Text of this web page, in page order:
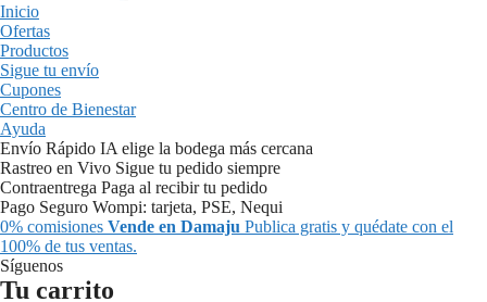
Inicio
Ofertas
Productos
Sigue tu envío
Cupones
Centro de Bienestar
Ayuda
Envío Rápido IA elige la bodega más cercana
Rastreo en Vivo Sigue tu pedido siempre
Contraentrega Paga al recibir tu pedido
Pago Seguro Wompi: tarjeta, PSE, Nequi
0% comisiones Vende en Damaju Publica gratis y quédate con el
100% de tus ventas.
Síguenos
Tu carrito